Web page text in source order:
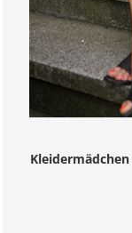
Kleidermädchen